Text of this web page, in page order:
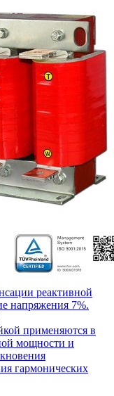
реактивной
напряжения 7%.
применяются в
мощности и
гармонических